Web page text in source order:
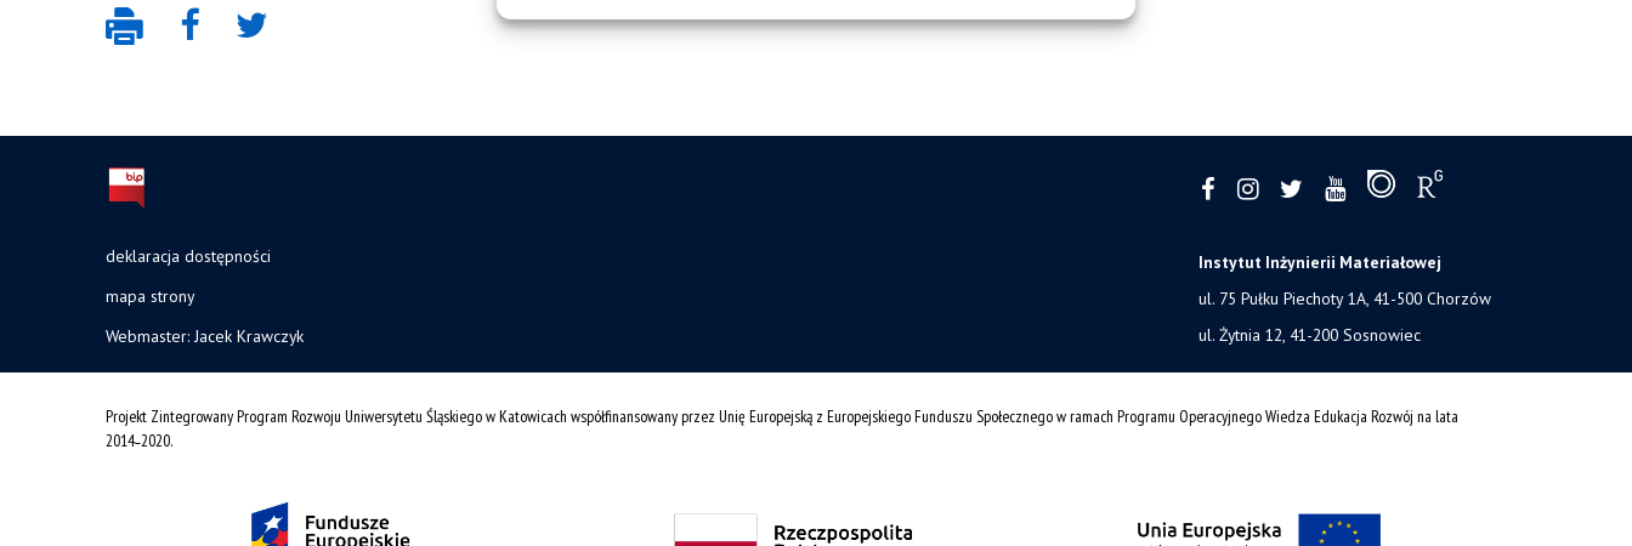
deklaracja dostępności
mapa strony
Webmaster: Jacek Krawczyk
Instytut Inżynierii Materiałowej
ul. 75 Pułku Piechoty 1A, 41-500 Chorzów
ul. Żytnia 12, 41-200 Sosnowiec
Projekt Zintegrowany Program Rozwoju Uniwersytetu Śląskiego w Katowicach współfinansowany przez Unię Europejską z Europejskiego Funduszu Społecznego w ramach Programu Operacyjnego Wiedza Edukacja Rozwój na lata
2014˗2020.